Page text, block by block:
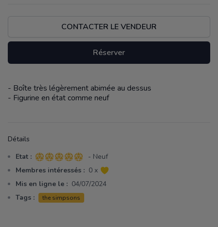
CONTACTER LE VENDEUR
Réserver
Description
- Boîte très légèrement abimée au dessus
- Figurine en état comme neuf
Détails
Etat : 5 sur 5 étoiles
- Neuf
Membres intéressés : 0 x
Mis en ligne le : 04/07/2024
Tags :
the simpsons